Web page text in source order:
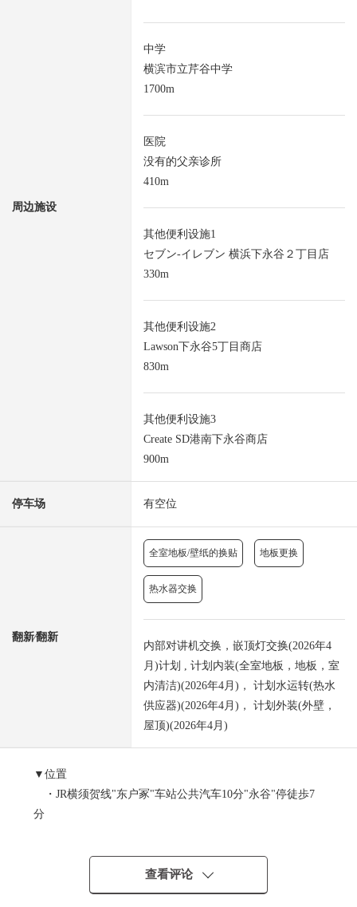
周边施设
中学
横滨市立芹谷中学
1700m
医院
没有的父亲诊所
410m
其他便利设施1
セブン-イレブン 横浜下永谷２丁目店
330m
其他便利设施2
Lawson下永谷5丁目商店
830m
其他便利设施3
Create SD港南下永谷商店
900m
停车场 有空位
翻新⁄翻新
全室地板/壁纸的换贴 地板更换
热水器交换
内部对讲机交换，嵌顶灯交换(2026年4
月)计划 , 计划内装(全室地板，地板，室
内清洁)(2026年4月)， 计划水运转(热水
供应器)(2026年4月)， 计划外装(外壁，
屋顶)(2026年4月)
▼位置
・JR横须贺线"东户冢"车站公共汽车10分"永谷"停徒歩7
分
▼建筑物的特徴
・建筑面积74.97平米的2SLDK住戸
・培养交流的客厅楼梯式样
查看评论